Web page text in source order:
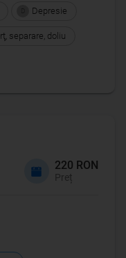
Depresie
separare, doliu
220 RON
Preț